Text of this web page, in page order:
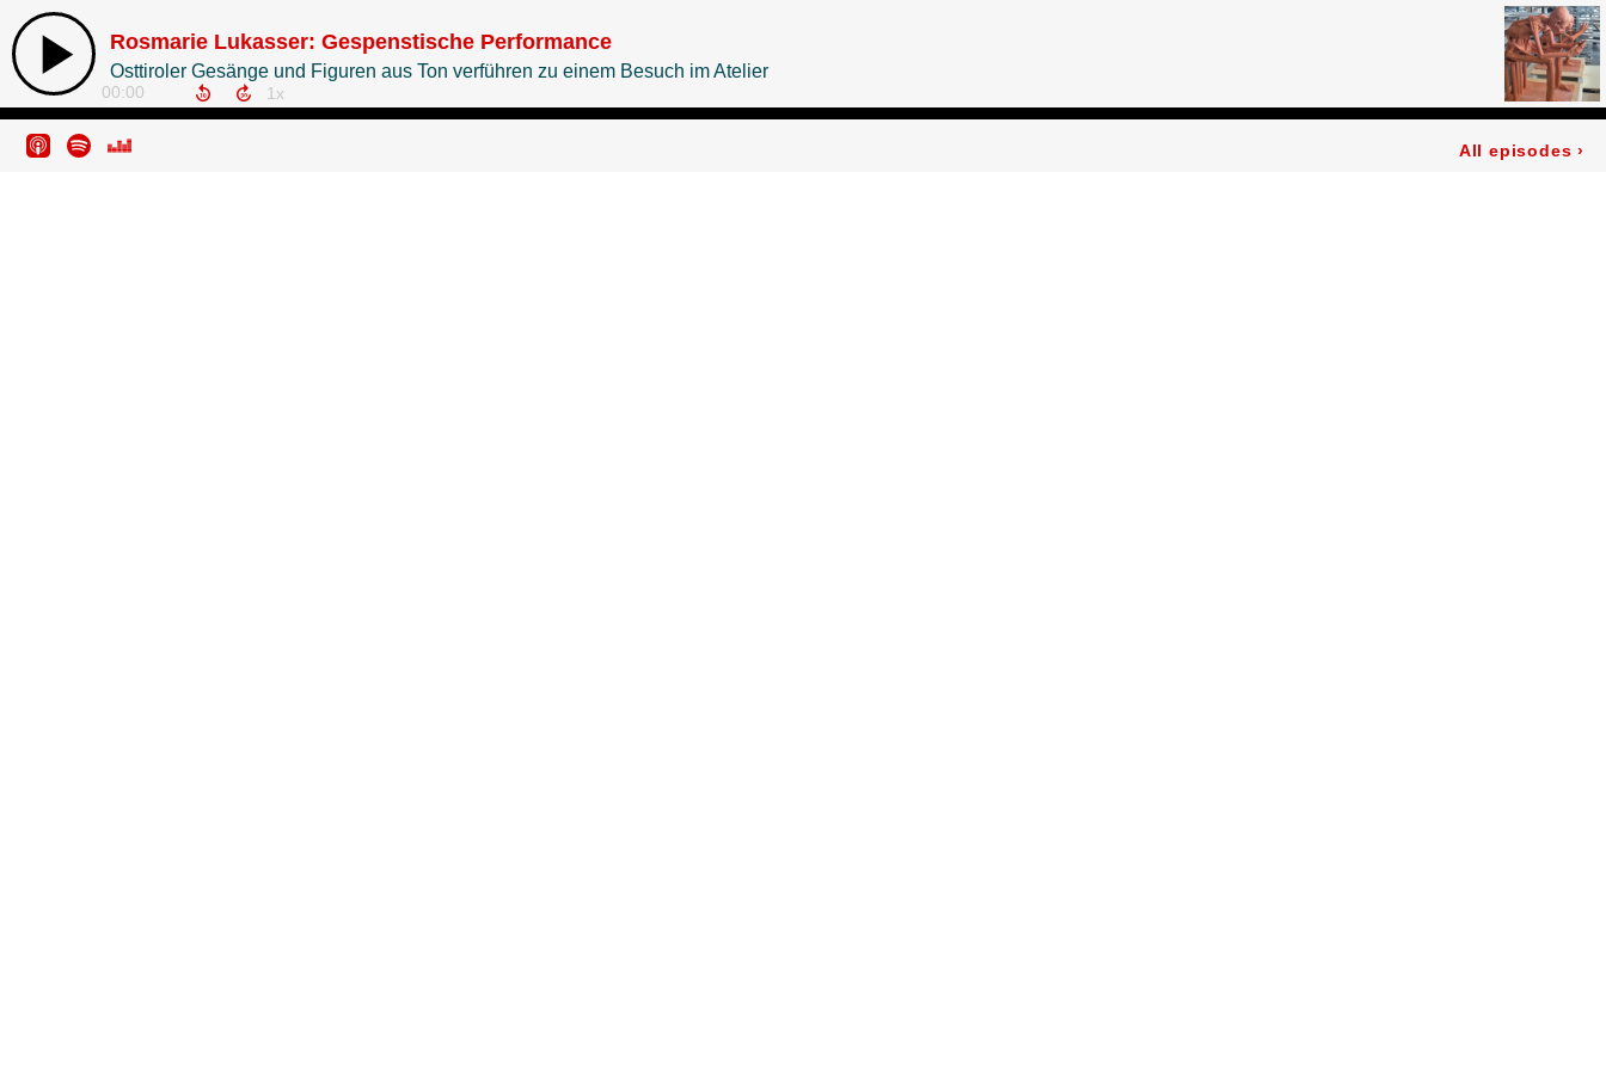
Rosmarie Lukasser: Gespenstische Performance
Osttiroler Gesänge und Figuren aus Ton verführen zu einem Besuch im Atelier
00:00
All episodes ›